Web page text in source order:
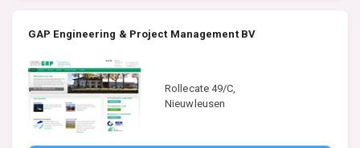
GAP Engineering & Project Management BV
Rollecate 49/C,
Nieuwleusen